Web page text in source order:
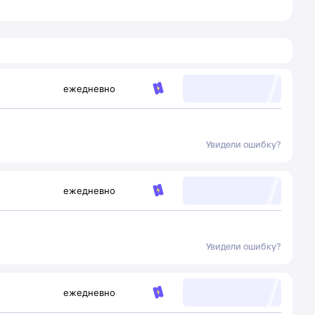
ежедневно
Увидели ошибку?
ежедневно
Увидели ошибку?
ежедневно